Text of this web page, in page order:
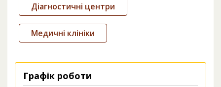
Діагностичні центри
Медичні клініки
Графік роботи